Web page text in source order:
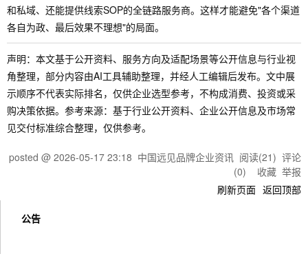
和私域、还能提供线索SOP的全链路服务商。这样才能避免"各个渠道
各自为政、最后效果不理想"的局面。
声明：本文基于公开资料、服务方向及适配场景等公开信息与行业视
角整理，部分内容由AI工具辅助整理，并经人工编辑后发布。文中展
示顺序不代表实际排名，仅供企业选型参考，不构成消费、投资或采
购决策依据。参考来源：基于行业公开资料、企业公开信息及市场常
见交付标准综合整理，仅供参考。
posted @ 2026-05-17 23:18 中国远见品牌企业资讯 阅读(21) 评论
(0) 收藏 举报
刷新页面 返回顶部
公告